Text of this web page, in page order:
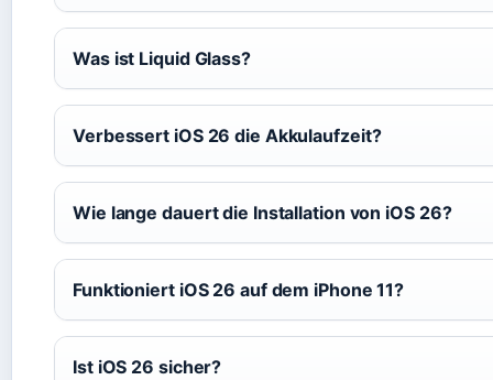
Was ist Liquid Glass?
Verbessert iOS 26 die Akkulaufzeit?
Wie lange dauert die Installation von iOS 26?
Funktioniert iOS 26 auf dem iPhone 11?
Ist iOS 26 sicher?